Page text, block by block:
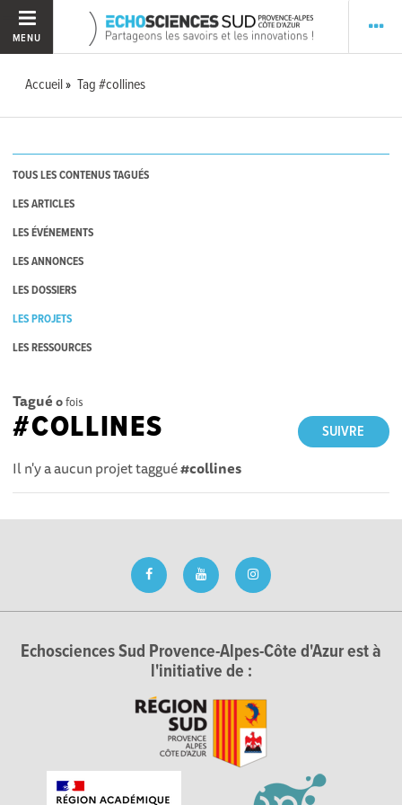
MENU
Accueil Tag #collines
TOUS LES CONTENUS TAGUÉS
LES ARTICLES
LES ÉVÉNEMENTS
LES ANNONCES
LES DOSSIERS
LES PROJETS
LES RESSOURCES
Tagué 0fois
SUIVRE
#COLLINES
Il n'y a aucun projet taggué#collines
Echosciences Sud Provence-Alpes-Côte d'Azur est à
l'initiative de :